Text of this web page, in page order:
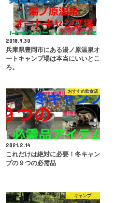
2018.9.30
兵庫県豊岡市にある湯ノ原温泉オ
ートキャンプ場は本当にいいとこ
ろ。
おすすめ飲食店
2021.2.14
これだけは絶対に必要！冬キャン
プの９つの必需品
キャンプ